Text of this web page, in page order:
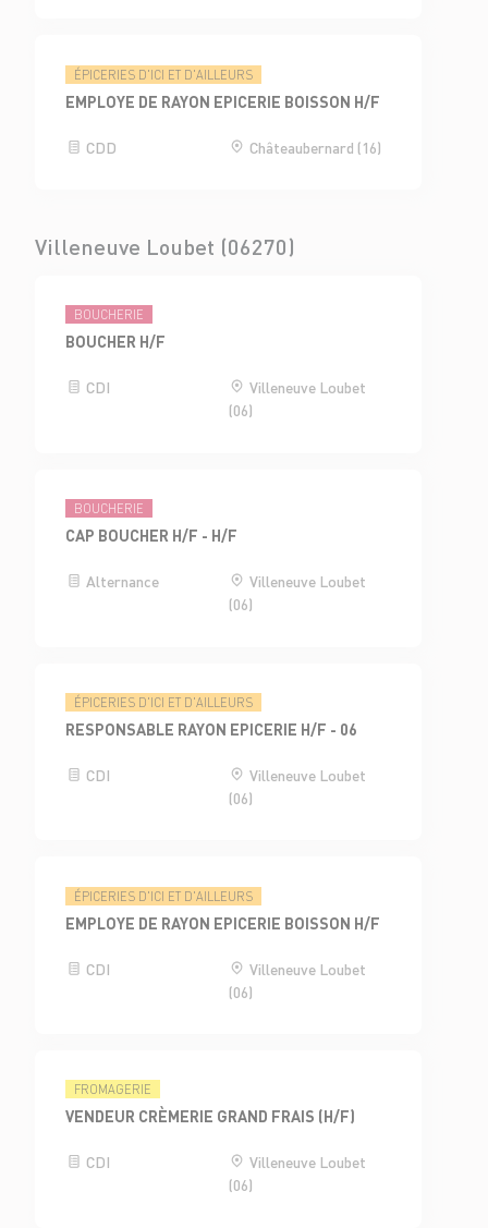
ÉPICERIES D'ICI ET D'AILLEURS
EMPLOYE DE RAYON EPICERIE BOISSON H/F
CDD Châteaubernard (16)
Villeneuve Loubet (06270)
BOUCHERIE
BOUCHER H/F
CDI
Villeneuve Loubet
(06)
BOUCHERIE
CAP BOUCHER H/F - H/F
Alternance
Villeneuve Loubet
(06)
ÉPICERIES D'ICI ET D'AILLEURS
RESPONSABLE RAYON EPICERIE H/F - 06
CDI
Villeneuve Loubet
(06)
ÉPICERIES D'ICI ET D'AILLEURS
EMPLOYE DE RAYON EPICERIE BOISSON H/F
CDI
Villeneuve Loubet
(06)
FROMAGERIE
VENDEUR CRÈMERIE GRAND FRAIS (H/F)
CDI
Villeneuve Loubet
(06)